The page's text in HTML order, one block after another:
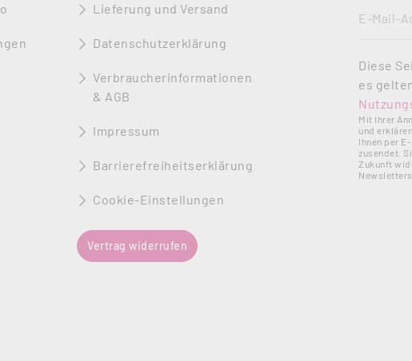
Lieferung und Versand
Datenschutzerklärung
Verbraucherinformationen
& AGB
Impressum
Barrierefreiheitserklärung
Cookie-Einstellungen
Vertrag widerrufen
Diese
es
Mit Ihrer
und
Ihnen per
zusendet.
Zukunft